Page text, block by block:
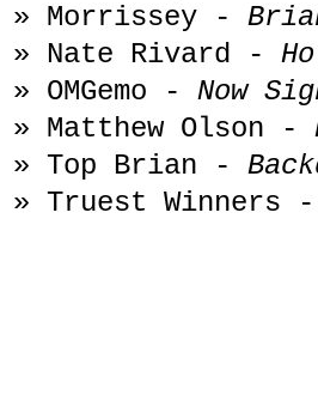
» Morrissey -
» Nate Rivard -
» OMGemo - Now
» Matthew Olson -
» Top Brian -
» Truest Winners